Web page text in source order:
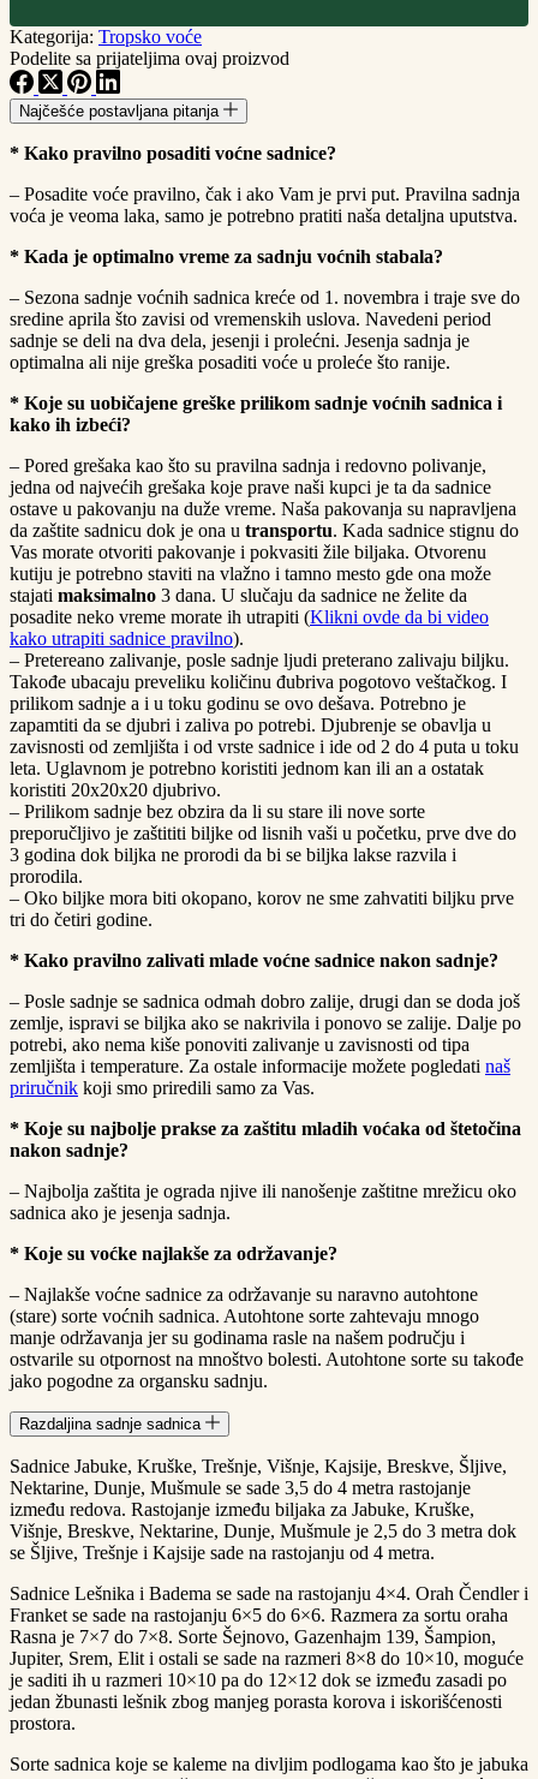
Kategorija: Tropsko voće
Podelite sa prijateljima ovaj proizvod
Najčešće postavljana pitanja
* Kako pravilno posaditi voćne sadnice?
– Posadite voće pravilno, čak i ako Vam je prvi put. Pravilna sadnja
voća je veoma laka, samo je potrebno pratiti naša detaljna uputstva.
* Kada je optimalno vreme za sadnju voćnih stabala?
– Sezona sadnje voćnih sadnica kreće od 1. novembra i traje sve do
sredine aprila što zavisi od vremenskih uslova. Navedeni period
sadnje se deli na dva dela, jesenji i prolećni. Jesenja sadnja je
optimalna ali nije greška posaditi voće u proleće što ranije.
* Koje su uobičajene greške prilikom sadnje voćnih sadnica i
kako ih izbeći?
– Pored grešaka kao što su pravilna sadnja i redovno polivanje,
jedna od najvećih grešaka koje prave naši kupci je ta da sadnice
ostave u pakovanju na duže vreme. Naša pakovanja su napravljena
da zaštite sadnicu dok je ona u transportu. Kada sadnice stignu do
Vas morate otvoriti pakovanje i pokvasiti žile biljaka. Otvorenu
kutiju je potrebno staviti na vlažno i tamno mesto gde ona može
stajati maksimalno 3 dana. U slučaju da sadnice ne želite da
posadite neko vreme morate ih utrapiti (Klikni ovde da bi video
kako utrapiti sadnice pravilno).
– Pretereano zalivanje, posle sadnje ljudi preterano zalivaju biljku.
Takođe ubacaju preveliku količinu đubriva pogotovo veštačkog. I
prilikom sadnje a i u toku godinu se ovo dešava. Potrebno je
zapamtiti da se djubri i zaliva po potrebi. Djubrenje se obavlja u
zavisnosti od zemljišta i od vrste sadnice i ide od 2 do 4 puta u toku
leta. Uglavnom je potrebno koristiti jednom kan ili an a ostatak
koristiti 20x20x20 djubrivo.
– Prilikom sadnje bez obzira da li su stare ili nove sorte
preporučljivo je zaštititi biljke od lisnih vaši u početku, prve dve do
3 godina dok biljka ne prorodi da bi se biljka lakse razvila i
prorodila.
– Oko biljke mora biti okopano, korov ne sme zahvatiti biljku prve
tri do četiri godine.
* Kako pravilno zalivati ​​mlade voćne sadnice nakon sadnje?
– Posle sadnje se sadnica odmah dobro zalije, drugi dan se doda još
zemlje, ispravi se biljka ako se nakrivila i ponovo se zalije. Dalje po
potrebi, ako nema kiše ponoviti zalivanje u zavisnosti od tipa
zemljišta i temperature. Za ostale informacije možete pogledati naš
priručnik koji smo priredili samo za Vas.
* Koje su najbolje prakse za zaštitu mladih voćaka od štetočina
nakon sadnje?
– Najbolja zaštita je ograda njive ili nanošenje zaštitne mrežicu oko
sadnica ako je jesenja sadnja.
* Koje su voćke najlakše za održavanje?
– Najlakše voćne sadnice za održavanje su naravno autohtone
(stare) sorte voćnih sadnica. Autohtone sorte zahtevaju mnogo
manje održavanja jer su godinama rasle na našem području i
ostvarile su otpornost na mnoštvo bolesti. Autohtone sorte su takođe
jako pogodne za organsku sadnju.
Razdaljina sadnje sadnica
Sadnice Jabuke, Kruške, Trešnje, Višnje, Kajsije, Breskve, Šljive,
Nektarine, Dunje, Mušmule se sade 3,5 do 4 metra rastojanje
između redova. Rastojanje između biljaka za Jabuke, Kruške,
Višnje, Breskve, Nektarine, Dunje, Mušmule je 2,5 do 3 metra dok
se Šljive, Trešnje i Kajsije sade na rastojanju od 4 metra.
Sadnice Lešnika i Badema se sade na rastojanju 4×4. Orah Čendler i
Franket se sade na rastojanju 6×5 do 6×6. Razmera za sortu oraha
Rasna je 7×7 do 7×8. Sorte Šejnovo, Gazenhajm 139, Šampion,
Jupiter, Srem, Elit i ostali se sade na razmeri 8×8 do 10×10, moguće
je saditi ih u razmeri 10×10 pa do 12×12 dok se između zasadi po
jedan žbunasti lešnik zbog manjeg porasta korova i iskorišćenosti
prostora.
Sorte sadnica koje se kaleme na divljim podlogama kao što je jabuka